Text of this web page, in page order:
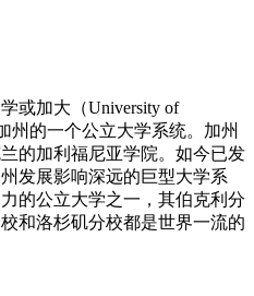
或加大（University of
州的一个公立大学系统。加州
的加利福尼亚学院。如今已发
发展影响深远的巨型大学系
的公立大学之一，其伯克利分
和洛杉矶分校都是世界一流的